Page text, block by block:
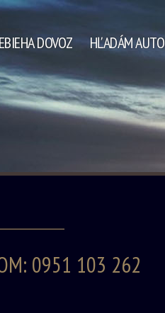
DOVOZ HĽADÁM AUTO
0951 103 262